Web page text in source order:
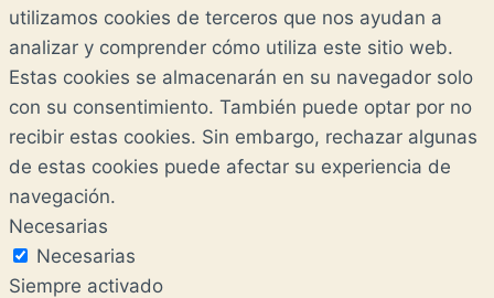
utilizamos cookies de terceros que nos ayudan a
analizar y comprender cómo utiliza este sitio web.
Estas cookies se almacenarán en su navegador solo
con su consentimiento. También puede optar por no
recibir estas cookies. Sin embargo, rechazar algunas
de estas cookies puede afectar su experiencia de
navegación.
Necesarias
Necesarias
Siempre activado